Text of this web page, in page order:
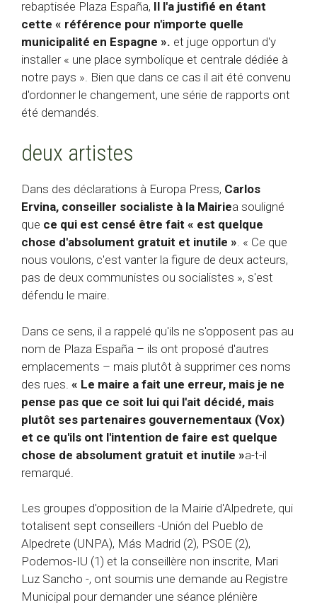
rebaptisée Plaza España, Il l'a justifié en étant
cette « référence pour n'importe quelle
municipalité en Espagne ». et juge opportun d'y
installer « une place symbolique et centrale dédiée à
notre pays ». Bien que dans ce cas il ait été convenu
d'ordonner le changement, une série de rapports ont
été demandés.
deux artistes
Dans des déclarations à Europa Press, Carlos
Ervina, conseiller socialiste à la Mairiea souligné
que ce qui est censé être fait « est quelque
chose d'absolument gratuit et inutile ». « Ce que
nous voulons, c'est vanter la figure de deux acteurs,
pas de deux communistes ou socialistes », s'est
défendu le maire.
Dans ce sens, il a rappelé qu'ils ne s'opposent pas au
nom de Plaza España – ils ont proposé d'autres
emplacements – mais plutôt à supprimer ces noms
des rues. « Le maire a fait une erreur, mais je ne
pense pas que ce soit lui qui l'ait décidé, mais
plutôt ses partenaires gouvernementaux (Vox)
et ce qu'ils ont l'intention de faire est quelque
chose de absolument gratuit et inutile »a-t-il
remarqué.
Les groupes d'opposition de la Mairie d'Alpedrete, qui
totalisent sept conseillers -Unión del Pueblo de
Alpedrete (UNPA), Más Madrid (2), PSOE (2),
Podemos-IU (1) et la conseillère non inscrite, Mari
Luz Sancho -, ont soumis une demande au Registre
Municipal pour demander une séance plénière